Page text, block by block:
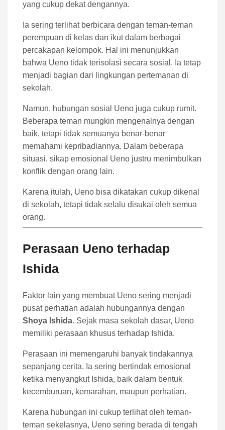
yang cukup dekat dengannya.
Ia sering terlihat berbicara dengan teman-teman
perempuan di kelas dan ikut dalam berbagai
percakapan kelompok. Hal ini menunjukkan
bahwa Ueno tidak terisolasi secara sosial. Ia tetap
menjadi bagian dari lingkungan pertemanan di
sekolah.
Namun, hubungan sosial Ueno juga cukup rumit.
Beberapa teman mungkin mengenalnya dengan
baik, tetapi tidak semuanya benar-benar
memahami kepribadiannya. Dalam beberapa
situasi, sikap emosional Ueno justru menimbulkan
konflik dengan orang lain.
Karena itulah, Ueno bisa dikatakan cukup dikenal
di sekolah, tetapi tidak selalu disukai oleh semua
orang.
Perasaan Ueno terhadap
Ishida
Faktor lain yang membuat Ueno sering menjadi
pusat perhatian adalah hubungannya dengan
Shoya Ishida. Sejak masa sekolah dasar, Ueno
memiliki perasaan khusus terhadap Ishida.
Perasaan ini memengaruhi banyak tindakannya
sepanjang cerita. Ia sering bertindak emosional
ketika menyangkut Ishida, baik dalam bentuk
kecemburuan, kemarahan, maupun perhatian.
Karena hubungan ini cukup terlihat oleh teman-
teman sekelasnya, Ueno sering berada di tengah